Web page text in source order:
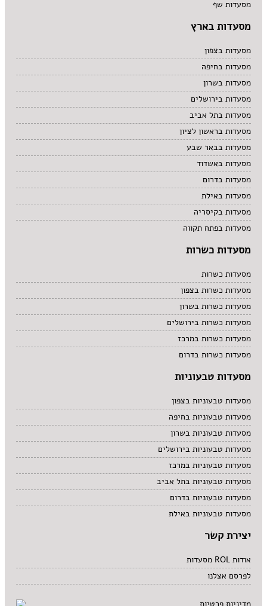
מסעדות שף
מסעדות בארץ
מסעדות בצפון
מסעדות בחיפה
מסעדות בשרון
מסעדות בירושלים
מסעדות בתל אביב
מסעדות בראשון לציון
מסעדות בבאר שבע
מסעדות באשדוד
מסעדות בדרום
מסעדות באילת
מסעדות בקיסריה
מסעדות בפתח תקווה
מסעדות כשרות
מסעדות כשרות
מסעדות כשרות בצפון
מסעדות כשרות בשרון
מסעדות כשרות בירושלים
מסעדות כשרות במרכז
מסעדות כשרות בדרום
מסעדות טבעוניות
מסעדות טבעוניות בצפון
מסעדות טבעוניות בחיפה
מסעדות טבעוניות בשרון
מסעדות טבעוניות בירושלים
מסעדות טבעוניות במרכז
מסעדות טבעוניות בתל אביב
מסעדות טבעוניות בדרום
מסעדות טבעוניות באילת
יצירת קשר
אודות ROL מסעדות
לפרסם אצלנו